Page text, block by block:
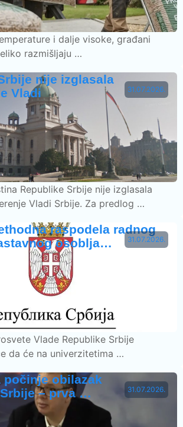
i dalje visoke, građani
razmišljaju …
31.07.2026.
nije izglasala
Vladi
Republike Srbije nije izglasala
Vladi Srbije. Za predlog …
31.07.2026.
raspodela radnog
osoblja…
Vlade Republike Srbije
da će na univerzitetima …
31.07.2026.
počinje obilazak
– prva …